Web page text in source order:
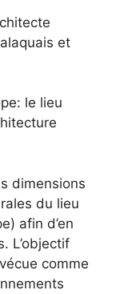
et
le lieu
dimensions
du lieu
afin d’en
L’objectif
comme